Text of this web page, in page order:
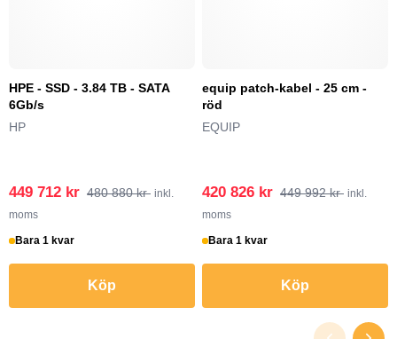
HPE - SSD - 3.84 TB - SATA
6Gb/s
HP
449 712 kr 480 880 kr inkl.
moms
Bara 1 kvar
Köp
equip patch-kabel - 25 cm -
röd
EQUIP
420 826 kr 449 992 kr inkl.
moms
Bara 1 kvar
Köp